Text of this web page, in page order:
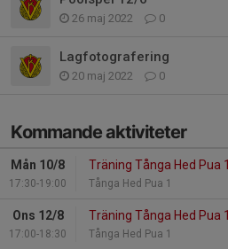
26 maj 2022 0
Lagfotografering
20 maj 2022 0
Kommande aktiviteter
Mån 10/8
17:30-19:00
Träning Tånga Hed Pua 1
Tånga Hed Pua 1
Ons 12/8
17:00-18:30
Träning Tånga Hed Pua 1
Tånga Hed Pua 1